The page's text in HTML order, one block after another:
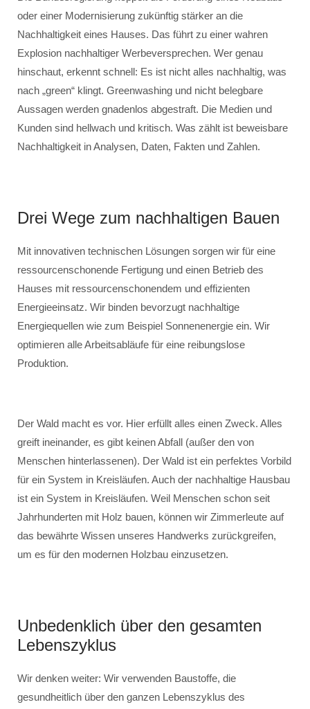
oder einer Modernisierung zukünftig stärker an die
Nachhaltigkeit eines Hauses. Das führt zu einer wahren
Explosion nachhaltiger Werbeversprechen. Wer genau
hinschaut, erkennt schnell: Es ist nicht alles nachhaltig, was
nach „green“ klingt. Greenwashing und nicht belegbare
Aussagen werden gnadenlos abgestraft. Die Medien und
Kunden sind hellwach und kritisch. Was zählt ist beweisbare
Nachhaltigkeit in Analysen, Daten, Fakten und Zahlen.
Drei Wege zum nachhaltigen Bauen
Mit innovativen technischen Lösungen sorgen wir für eine
ressourcenschonende Fertigung und einen Betrieb des
Hauses mit ressourcenschonendem und effizienten
Energieeinsatz. Wir binden bevorzugt nachhaltige
Energiequellen wie zum Beispiel Sonnenenergie ein. Wir
optimieren alle Arbeitsabläufe für eine reibungslose
Produktion.
Der Wald macht es vor. Hier erfüllt alles einen Zweck. Alles
greift ineinander, es gibt keinen Abfall (außer den von
Menschen hinterlassenen). Der Wald ist ein perfektes Vorbild
für ein System in Kreisläufen. Auch der nachhaltige Hausbau
ist ein System in Kreisläufen. Weil Menschen schon seit
Jahrhunderten mit Holz bauen, können wir Zimmerleute auf
das bewährte Wissen unseres Handwerks zurückgreifen,
um es für den modernen Holzbau einzusetzen.
Unbedenklich über den gesamten
Lebenszyklus
Wir denken weiter: Wir verwenden Baustoffe, die
gesundheitlich über den ganzen Lebenszyklus des